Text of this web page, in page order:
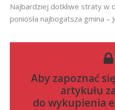
Najbardziej dotkliwe straty w
poniosła najbogatsza gmina –
Aby zapoznać
artykułu
do wykupienia